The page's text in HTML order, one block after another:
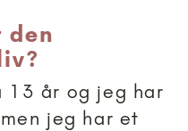
den
13 år og jeg har
jeg har et